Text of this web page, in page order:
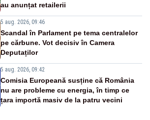
au anunțat retailerii
5 aug. 2026, 09:46
Scandal în Parlament pe tema centralelor
pe cărbune. Vot decisiv în Camera
Deputaților
5 aug. 2026, 09:42
Comisia Europeană susține că România
nu are probleme cu energia, în timp ce
țara importă masiv de la patru vecini